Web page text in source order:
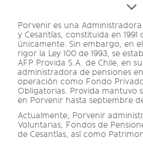
Porvenir es una
y Cesantías, constituida en
únicamente. Sin embargo, en
rigor la Ley 100 de 1993, se
AFP Provida S.A. de Chile, en
administradora de pensiones
operación como Fondo
Obligatorias. Provida mantuvo
en Porvenir hasta septiembre
Actualmente, Porvenir
Voluntarias, Fondos de
de Cesantías, así como